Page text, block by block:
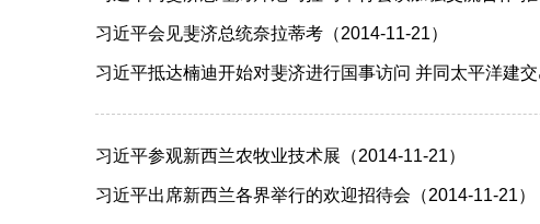
习近平会见斐济总统奈拉蒂考（2014-11-21）
习近平抵达楠迪开始对斐济进行国事访问 并同太平洋建
习近平参观新西兰农牧业技术展（2014-11-21）
习近平出席新西兰各界举行的欢迎招待会（2014-11-21）